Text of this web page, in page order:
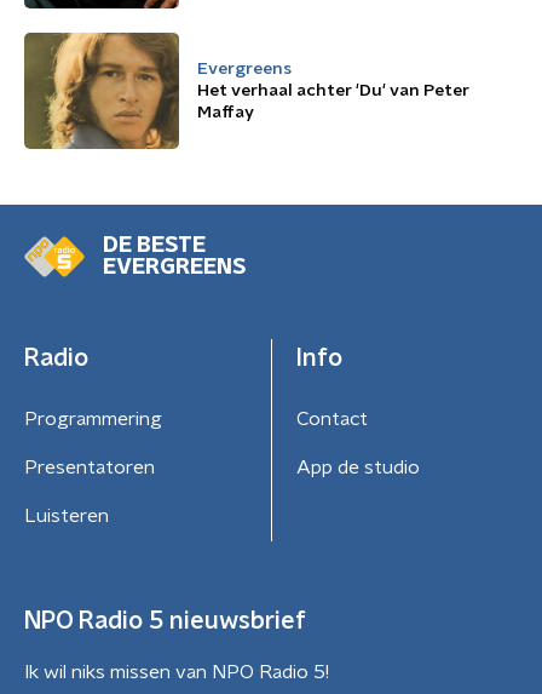
Evergreens
Het verhaal achter 'Du' van Peter
Maffay
DE BESTE
EVERGREENS
Radio
Programmering
Presentatoren
Luisteren
Info
Contact
App de studio
NPO Radio 5 nieuwsbrief
Ik wil niks missen van NPO Radio 5!